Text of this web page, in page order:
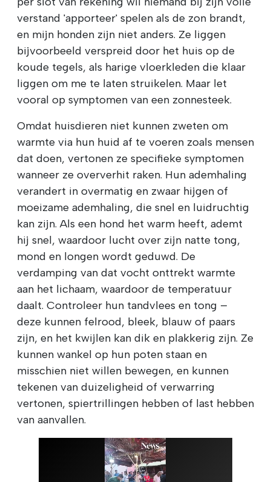
verstand 'apporteer' spelen als de zon brandt,
en mijn honden zijn niet anders. Ze liggen
bijvoorbeeld verspreid door het huis op de
koude tegels, als harige vloerkleden die klaar
liggen om me te laten struikelen. Maar let
vooral op symptomen van een zonnesteek.
Omdat huisdieren niet kunnen zweten om
warmte via hun huid af te voeren zoals mensen
dat doen, vertonen ze specifieke symptomen
wanneer ze oververhit raken. Hun ademhaling
verandert in overmatig en zwaar hijgen of
moeizame ademhaling, die snel en luidruchtig
kan zijn. Als een hond het warm heeft, ademt
hij snel, waardoor lucht over zijn natte tong,
mond en longen wordt geduwd. De
verdamping van dat vocht onttrekt warmte
aan het lichaam, waardoor de temperatuur
daalt. Controleer hun tandvlees en tong –
deze kunnen felrood, bleek, blauw of paars
zijn, en het kwijlen kan dik en plakkerig zijn. Ze
kunnen wankel op hun poten staan en
misschien niet willen bewegen, en kunnen
tekenen van duizeligheid of verwarring
vertonen, spiertrillingen hebben of last hebben
van aanvallen.